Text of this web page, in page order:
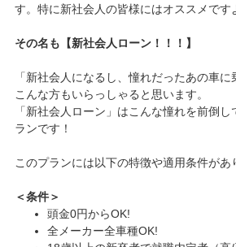
す。特に新社会人の皆様にはオススメです
その名も【新社会人ローン！！！】
「新社会人になるし、憧れだったあの車に
こんな方もいらっしゃると思います。
「新社会人ローン」はこんな憧れを前倒
ランです！
このプランには以下の特徴や適用条件があ
＜条件＞
頭金0円からOK!
全メーカー全車種OK!